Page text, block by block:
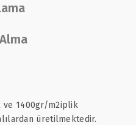
ve 1400gr/m2iplik
üretilmektedir.